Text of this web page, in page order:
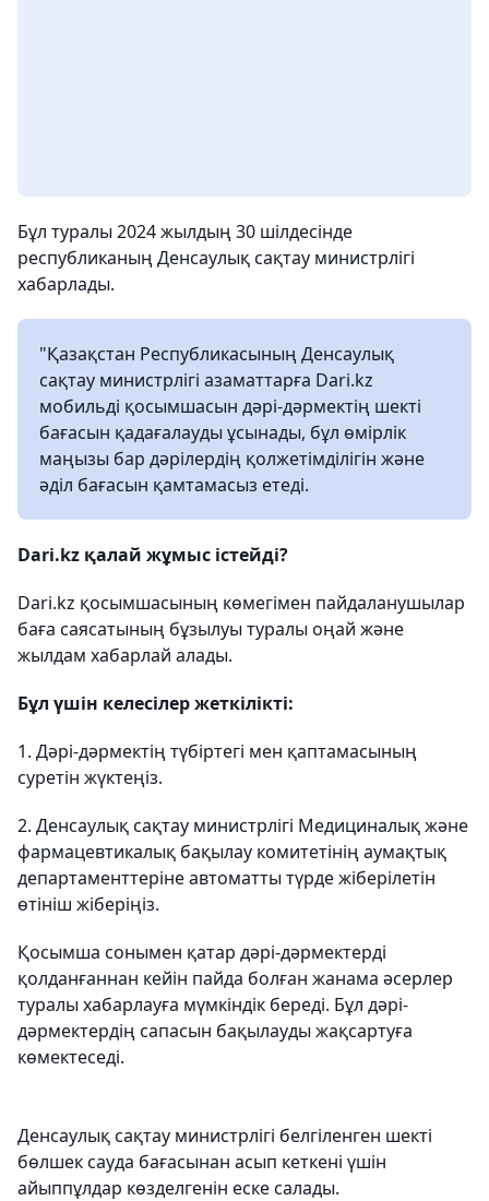
Бұл туралы 2024 жылдың 30 шілдесінде
республиканың Денсаулық сақтау министрлігі
хабарлады.
"Қазақстан Республикасының Денсаулық
сақтау министрлігі азаматтарға Dari.kz
мобильді қосымшасын дәрі-дәрмектің шекті
бағасын қадағалауды ұсынады, бұл өмірлік
маңызы бар дәрілердің қолжетімділігін және
әділ бағасын қамтамасыз етеді.
Dari.kz қалай жұмыс істейді?
Dari.kz қосымшасының көмегімен пайдаланушылар
баға саясатының бұзылуы туралы оңай және
жылдам хабарлай алады.
Бұл үшін келесілер жеткілікті:
1.⁠ ⁠Дәрі-дәрмектің түбіртегі мен қаптамасының
суретін жүктеңіз.
2.⁠ ⁠Денсаулық сақтау министрлігі Медициналық және
фармацевтикалық бақылау комитетінің аумақтық
департаменттеріне автоматты түрде жіберілетін
өтініш жіберіңіз.
Қосымша сонымен қатар дәрі-дәрмектерді
қолданғаннан кейін пайда болған жанама әсерлер
туралы хабарлауға мүмкіндік береді. Бұл дәрі-
дәрмектердің сапасын бақылауды жақсартуға
көмектеседі.
Денсаулық сақтау министрлігі белгіленген шекті
бөлшек сауда бағасынан асып кеткені үшін
айыппұлдар көзделгенін еске салады.